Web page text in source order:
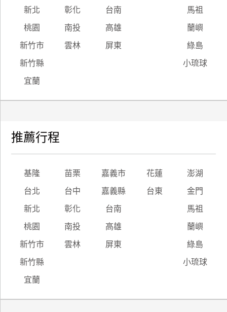
新北 彰化 台南 馬祖
桃園 南投 高雄 蘭嶼
新竹市 雲林 屏東 綠島
新竹縣 小琉球
宜蘭
推薦行程
基隆 苗栗 嘉義市 花蓮 澎湖
台北 台中 嘉義縣 台東 金門
新北 彰化 台南 馬祖
桃園 南投 高雄 蘭嶼
新竹市 雲林 屏東 綠島
新竹縣 小琉球
宜蘭